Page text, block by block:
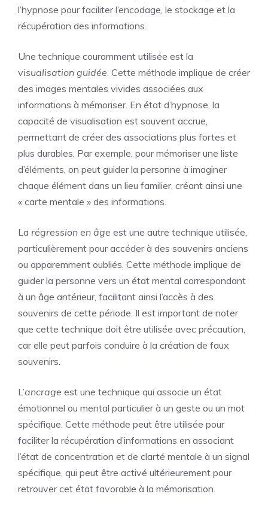
l’hypnose pour faciliter l’encodage, le stockage et la
récupération des informations.
Une technique couramment utilisée est la
visualisation guidée. Cette méthode implique de créer
des images mentales vivides associées aux
informations à mémoriser. En état d’hypnose, la
capacité de visualisation est souvent accrue,
permettant de créer des associations plus fortes et
plus durables. Par exemple, pour mémoriser une liste
d’éléments, on peut guider la personne à imaginer
chaque élément dans un lieu familier, créant ainsi une
« carte mentale » des informations.
La régression en âge est une autre technique utilisée,
particulièrement pour accéder à des souvenirs anciens
ou apparemment oubliés. Cette méthode implique de
guider la personne vers un état mental correspondant
à un âge antérieur, facilitant ainsi l’accès à des
souvenirs de cette période. Il est important de noter
que cette technique doit être utilisée avec précaution,
car elle peut parfois conduire à la création de faux
souvenirs.
L’ancrage est une technique qui associe un état
émotionnel ou mental particulier à un geste ou un mot
spécifique. Cette méthode peut être utilisée pour
faciliter la récupération d’informations en associant
l’état de concentration et de clarté mentale à un signal
spécifique, qui peut être activé ultérieurement pour
retrouver cet état favorable à la mémorisation.